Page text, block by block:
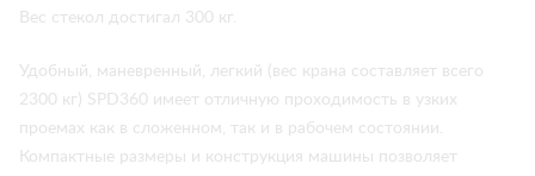
Вес стекол достигал 300 кг.
Удобный, маневренный, легкий (вес крана составляет всего
2300 кг) SPD360 имеет отличную проходимость в узких
проемах как в сложенном, так и в рабочем состоянии.
Компактные размеры и конструкция машины позволяет